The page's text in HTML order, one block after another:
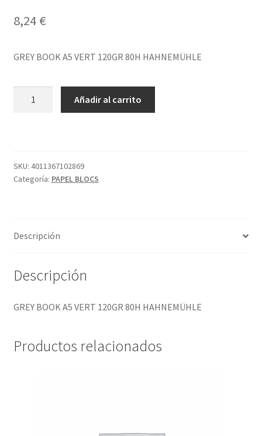
8,24 €
GREY BOOK A5 VERT 120GR 80H HAHNEMÜHLE
80H
HAHNEMÜHLE
Añadir al carrito
SKU: 4011367102869
Categoría: PAPEL BLOCS
Descripción
Descripción
GREY BOOK A5 VERT 120GR 80H HAHNEMÜHLE
Productos relacionados